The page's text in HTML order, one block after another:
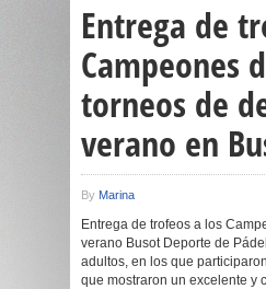
Entrega de
Campeones
torneos de
verano en
By Marina
Entrega de trofeos a los
verano Busot Deporte de
adultos, en los que
que mostraron un excelente y